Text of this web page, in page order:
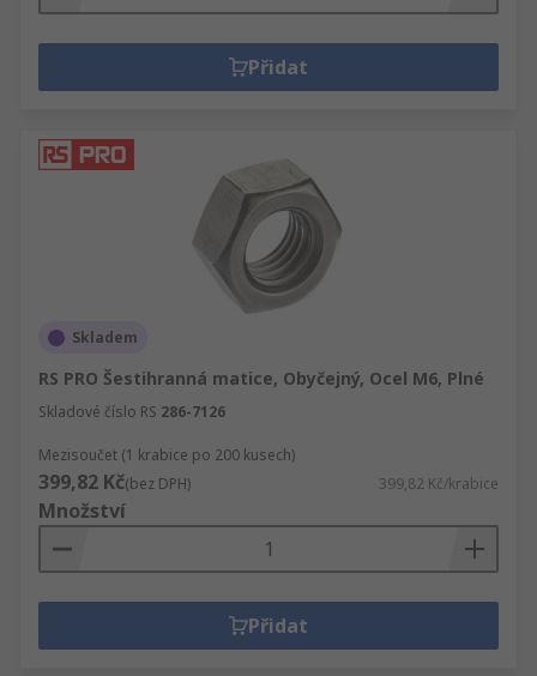
Přidat
Skladem
RS PRO Šestihranná matice, Obyčejný, Ocel M6, Plné
Skladové číslo RS 286-7126
Mezisoučet (1 krabice po 200 kusech)
399,82 Kč(bez DPH) 399,82 Kč/krabice
Množství
Přidat